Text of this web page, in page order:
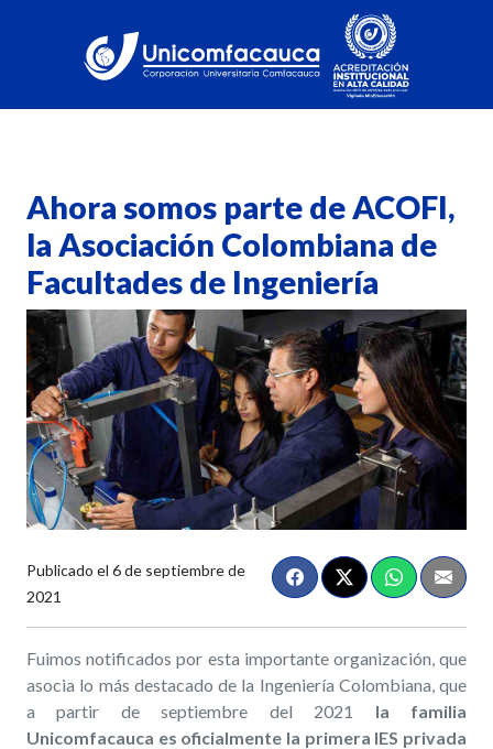
Ahora somos parte de ACOFI,
la Asociación Colombiana de
Facultades de Ingeniería
Publicado el 6 de septiembre de
2021
Fuimos notificados por esta importante organización, que
asocia lo más destacado de la Ingeniería Colombiana, que
a partir de septiembre del 2021 la familia
Unicomfacauca es oficialmente la primera IES privada